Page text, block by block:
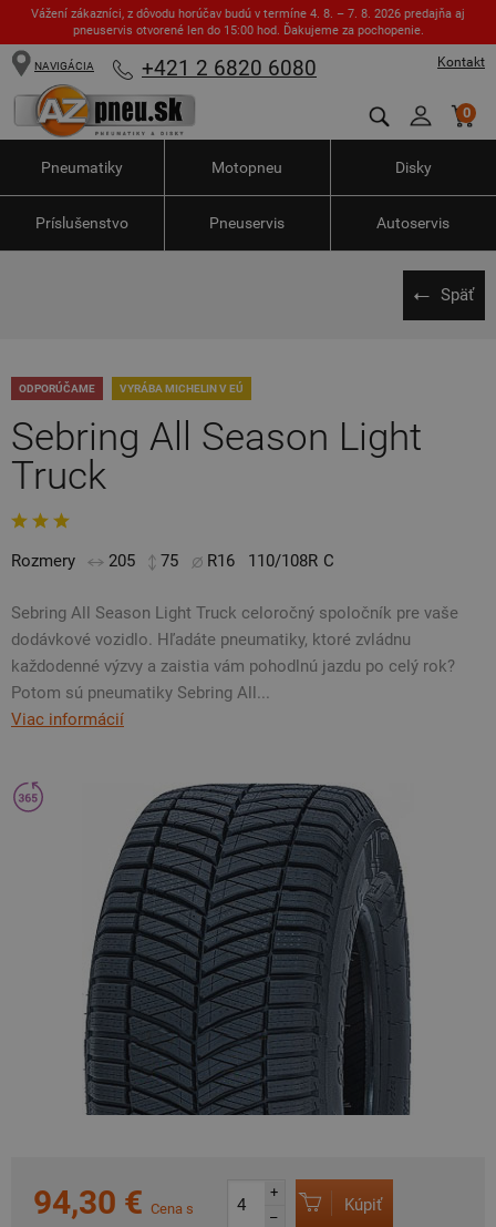
Vážení zákazníci, z dôvodu horúčav budú v termíne 4. 8. – 7. 8. 2026 predajňa aj
pneuservis otvorené len do 15:00 hod. Ďakujeme za pochopenie.
Kontakt
NAVIGÁCIA +421 2 6820 6080
0
Pneumatiky Motopneu Disky
Príslušenstvo Pneuservis Autoservis
Späť
ODPORÚČAME VYRÁBA MICHELIN V EÚ
Sebring All Season Light
Truck
Rozmery 205 75 R16 110/108R C
Sebring All Season Light Truck celoročný spoločník pre vaše
dodávkové vozidlo. Hľadáte pneumatiky, ktoré zvládnu
každodenné výzvy a zaistia vám pohodlnú jazdu po celý rok?
Potom sú pneumatiky Sebring All...
Viac informácií
94,30 € Cena s
+
–
Kúpiť